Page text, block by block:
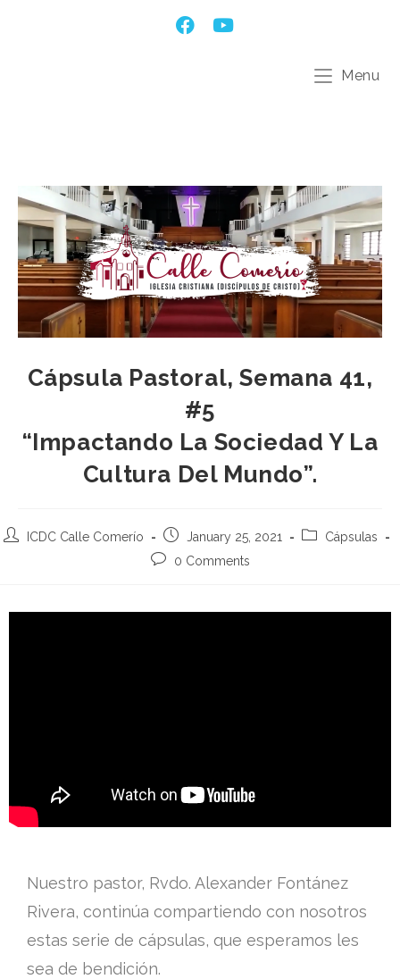
Menu
Cápsula Pastoral, Semana 41,
#5
“Impactando La Sociedad Y La
Cultura Del Mundo”.
ICDC Calle Comerío January 25, 2021
Cápsulas
0 Comments
Nuestro pastor, Rvdo. Alexander Fontánez
Rivera, continúa compartiendo con nosotros
estas serie de cápsulas, que esperamos les
sea de bendición.